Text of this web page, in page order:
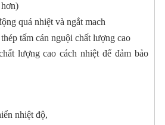
quá nhiệt và ngắt mach
tấm cán nguội chất lượng cao
lượng cao cách nhiệt để đảm bảo
nhiệt độ,